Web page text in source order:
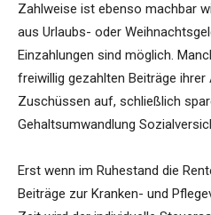
Zahlweise ist ebenso machbar
aus Urlaubs- oder
Einzahlungen sind möglich.
freiwillig gezahlten Beiträge
Zuschüssen auf, schließlich
Gehaltsumwandlung
Erst wenn im Ruhestand die
Beiträge zur Kranken- und